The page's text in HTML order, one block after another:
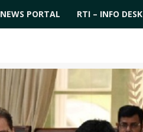
NEWS PORTAL RTI – INFO DESK